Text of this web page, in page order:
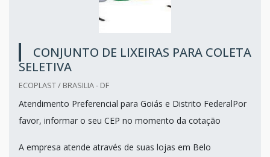
CONJUNTO DE LIXEIRAS PARA COLETA
SELETIVA
ECOPLAST / BRASILIA - DF
Atendimento Preferencial para Goiás e Distrito FederalPor
favor, informar o seu CEP no momento da cotação
A empresa atende através de suas lojas em Belo